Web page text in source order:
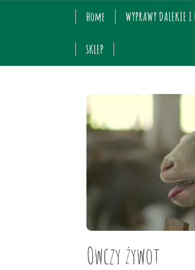
Home WYPRAWY DALEKIE
SKLEP
Owczy żywot